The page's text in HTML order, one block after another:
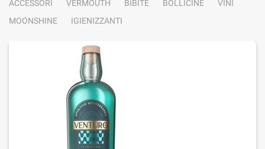
ACCESSORI
VERMOUTH BIBITE BOLLICINE
VINI
MOONSHINE
IGIENIZZANTI